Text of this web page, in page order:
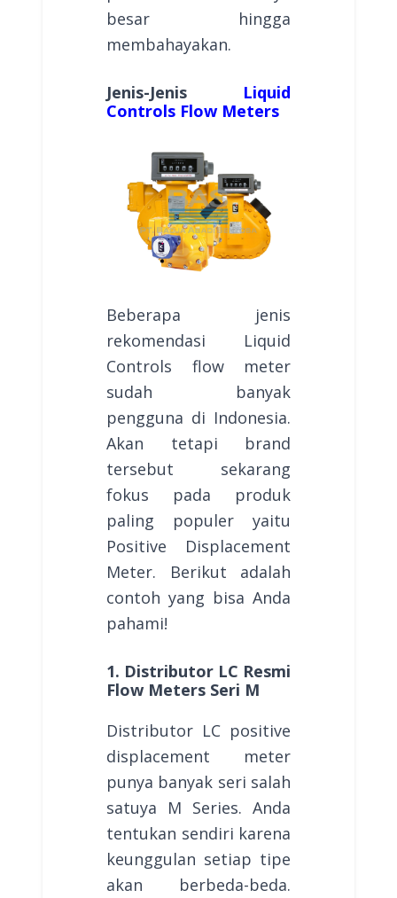
besar hingga
membahayakan.
Jenis-Jenis Liquid
Controls Flow Meters
Beberapa jenis
rekomendasi Liquid
Controls flow meter
sudah banyak
pengguna di Indonesia.
Akan tetapi brand
tersebut sekarang
fokus pada produk
paling populer yaitu
Positive Displacement
Meter. Berikut adalah
contoh yang bisa Anda
pahami!
1. Distributor LC Resmi
Flow Meters Seri M
Distributor LC positive
displacement meter
punya banyak seri salah
satuya M Series. Anda
tentukan sendiri karena
keunggulan setiap tipe
akan berbeda-beda.